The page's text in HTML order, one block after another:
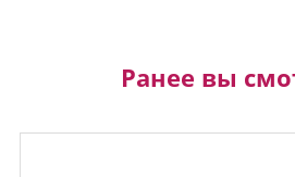
Ранее вы